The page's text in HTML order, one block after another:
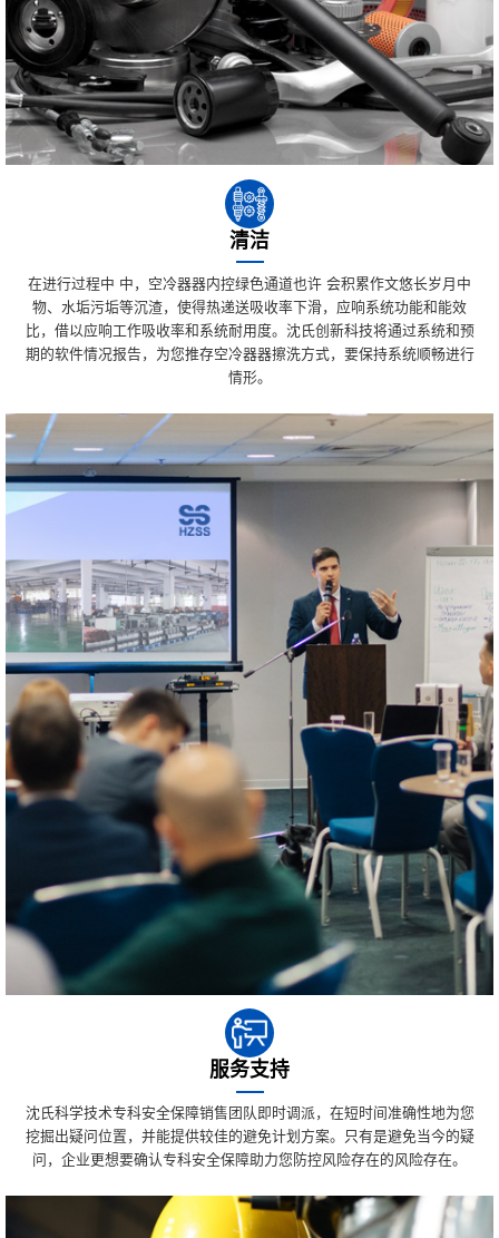
清洁
在进行过程中 中，空冷器器内控绿色通道也许 会积累作文悠长岁月中
物、水垢污垢等沉渣，使得热递送吸收率下滑，应响系统功能和能效
比，借以应响工作吸收率和系统耐用度。沈氏创新科技将通过系统和预
期的软件情况报告，为您推存空冷器器擦洗方式，要保持系统顺畅进行
情形。
服务支持
沈氏科学技术专科安全保障销售团队即时调派，在短时间准确性地为您
挖掘出疑问位置，并能提供较佳的避免计划方案。只有是避免当今的疑
问，企业更想要确认专科安全保障助力您防控风险存在的风险存在。